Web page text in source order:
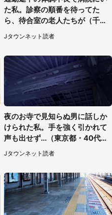
た私。診察の順番を待ってた
ら、待合室の老人たちが（千葉
県・50代男性）
Jタウンネット読者
夜のお寺で見知らぬ男に話しか
けられた私。手を強く引かれて
声も出せず...（東京都・40代女
Jタウンネット読者